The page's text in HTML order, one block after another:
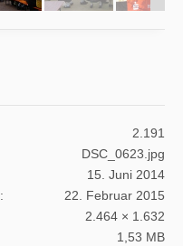
2.191
DSC_0623.jpg
15. Juni 2014
22. Februar 2015
2.464 × 1.632
1,53 MB